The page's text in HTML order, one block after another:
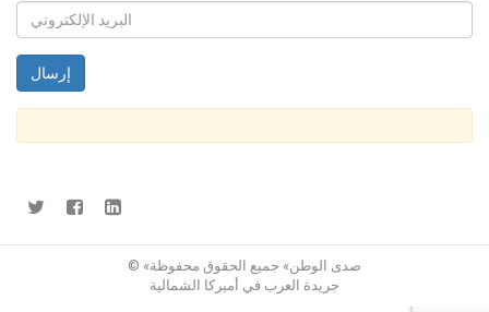
© «صدى الوطن» جميع الحقوق محفوظة
جريدة العرب في أميركا الشمالية